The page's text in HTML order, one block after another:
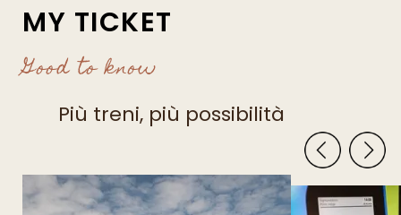
MY TICKET
Good to know
Più treni, più possibilità